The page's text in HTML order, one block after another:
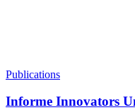
Publications
Informe Innovators